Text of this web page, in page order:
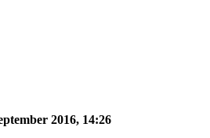
2016, 14:26